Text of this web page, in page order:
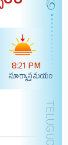
8:21 PM
సూర్యాస్తమయం